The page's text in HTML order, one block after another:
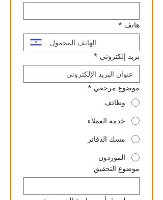
هاتف *
بريد إلكتروني *
موضوع مرجعي *
وظائف
خدمة العملاء
مسك الدفاتر
الموردون
موضوع التحقيق